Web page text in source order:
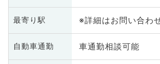
最寄り駅 ※詳細はお問い合わ
自動車通勤 車通勤相談可能